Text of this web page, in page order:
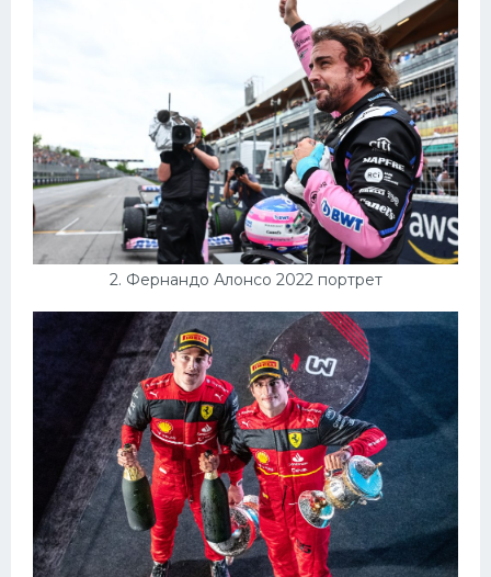
2. Фернандо Алонсо 2022 портрет
Интерьеры квартир